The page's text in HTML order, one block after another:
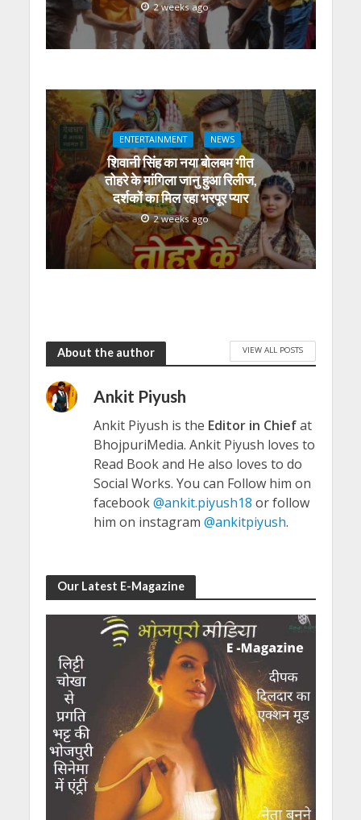
2 weeks ago
ENTERTAINMENT NEWS
शिवानी सिंह का नया बोलबम गीत
तोहरे के मांगिला जानु हुआ रिलीज,
दर्शकों का मिल रहा भरपूर प्यार
2 weeks ago
About the author VIEW ALL POSTS
Ankit Piyush
Ankit Piyush is the Editor in Chiefat
BhojpuriMedia. Ankit Piyush loves to
Read Book and He also loves to do
Social Works. You can Follow him on
facebook@ankit.piyush18 or follow
him on instagram @ankitpiyush.
Our Latest E-Magazine